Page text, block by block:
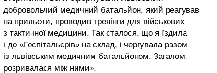
добровольчий медичний батальйон, який реагував
на прильоти, проводив тренінги для військових
з тактичної медицини. Так сталося, що я їздила
і до «Госпітальєрів» на склад, і чергувала разом
із львівським медичним батальйоном. Загалом,
розривалася між ними».